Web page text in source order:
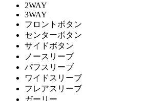
2WAY
3WAY
フロントボタン
センターボタン
サイドボタン
ノースリーブ
パフスリーブ
ワイドスリーブ
フレアスリーブ
ガーリー